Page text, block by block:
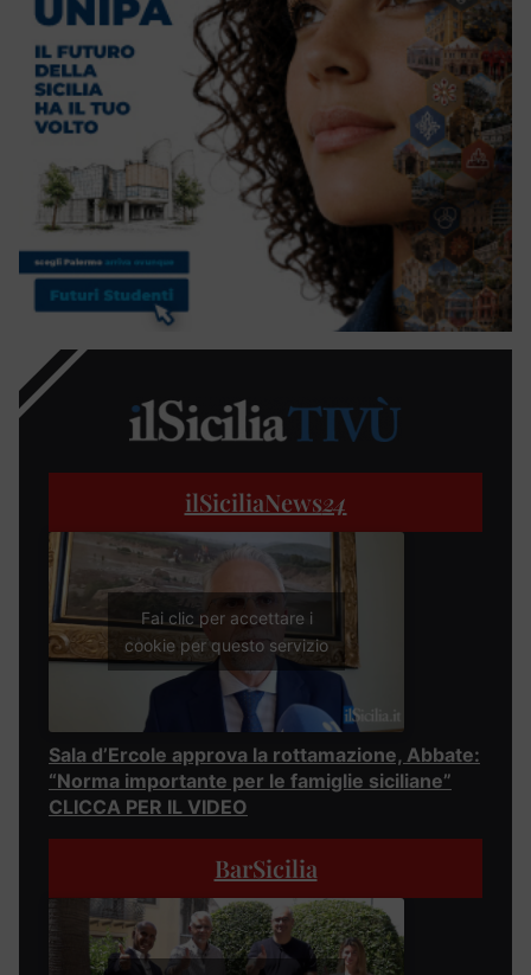
ilSiciliaNews24
Fai clic per accettare i
cookie per questo servizio
Sala d’Ercole approva la rottamazione, Abbate:
“Norma importante per le famiglie siciliane”
CLICCA PER IL VIDEO
BarSicilia